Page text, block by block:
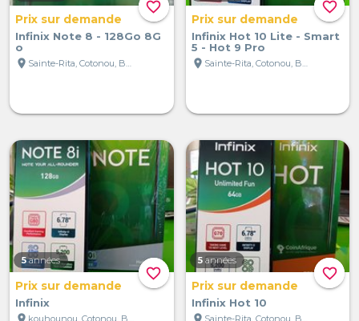
favorite_border
Prix sur demande
Infinix Note 8 - 128Go 8G
o
location_on
favorite_border
Prix sur demande
Infinix Hot 10 Lite - Smart
5 - Hot 9 Pro
location_on
favorite_border
5 années
Prix sur demande
Infinix
location_on
favorite_border
5 années
Prix sur demande
Infinix Hot 10
location_on